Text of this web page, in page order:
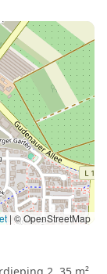
| © OpenStreetMap